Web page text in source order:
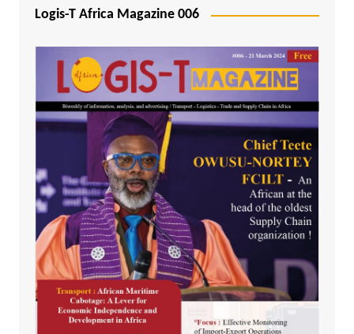
Logis-T Africa Magazine 006